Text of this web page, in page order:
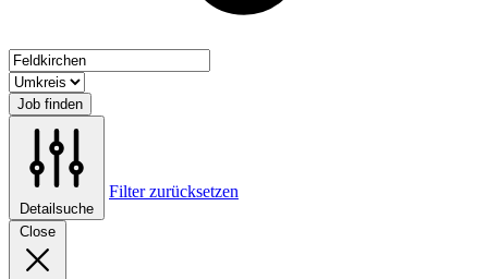
Job finden
Detailsuche
Filter zurücksetzen
Close